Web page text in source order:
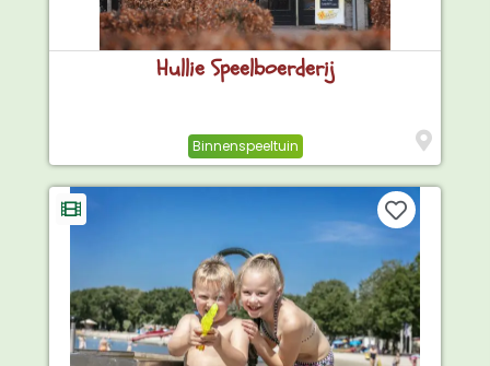
Hullie Speelboerderij
Binnenspeeltuin